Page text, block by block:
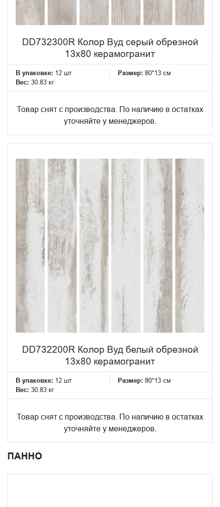
DD732300R Колор Вуд серый обрезной
13x80 керамогранит
В упаковке: 12 шт Размер: 80*13 см
Вес: 30.83 кг
Товар снят с производства. По наличию в остатках
уточняйте у менеджеров.
DD732200R Колор Вуд белый обрезной
13x80 керамогранит
В упаковке: 12 шт Размер: 80*13 см
Вес: 30.83 кг
Товар снят с производства. По наличию в остатках
уточняйте у менеджеров.
ПАННО